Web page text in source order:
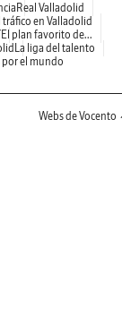
Real Valladolid
tráfico en Valladolid
El plan favorito de...
La liga del talento
el mundo
Webs de Vocento